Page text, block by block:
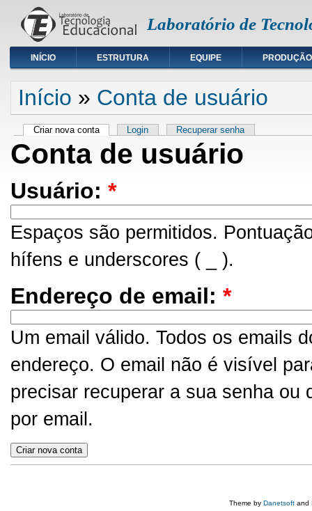
Laboratório de
INÍCIO ESTRUTURA EQUIPE PRODUÇÃO
Início » Conta de usuário
Criar nova conta Login Recuperar senha
Conta de usuário
Usuário: *
Espaços são permitidos.
hífens e underscores ( _ ).
Endereço de email: *
Um email válido. Todos os emails
endereço. O email não é visível
precisar recuperar a sua senha
por email.
Theme by Danetsoft and